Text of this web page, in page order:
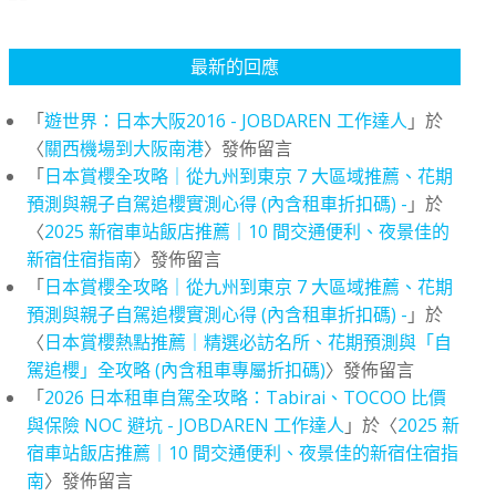
最新的回應
「遊世界：日本大阪2016 - JOBDAREN 工作達人 」於
〈關西機場到大阪南港〉發佈留言
「日本賞櫻全攻略｜從九州到東京 7 大區域推薦、花期
預測與親子自駕追櫻實測心得 (內含租車折扣碼) - 」於
〈2025 新宿車站飯店推薦｜10 間交通便利、夜景佳的
新宿住宿指南〉發佈留言
「日本賞櫻全攻略｜從九州到東京 7 大區域推薦、花期
預測與親子自駕追櫻實測心得 (內含租車折扣碼) - 」於
〈日本賞櫻熱點推薦｜精選必訪名所、花期預測與「自
駕追櫻」全攻略 (內含租車專屬折扣碼)〉發佈留言
「2026 日本租車自駕全攻略：Tabirai、TOCOO 比價
與保險 NOC 避坑 - JOBDAREN 工作達人 」於〈2025 新
宿車站飯店推薦｜10 間交通便利、夜景佳的新宿住宿指
南〉發佈留言